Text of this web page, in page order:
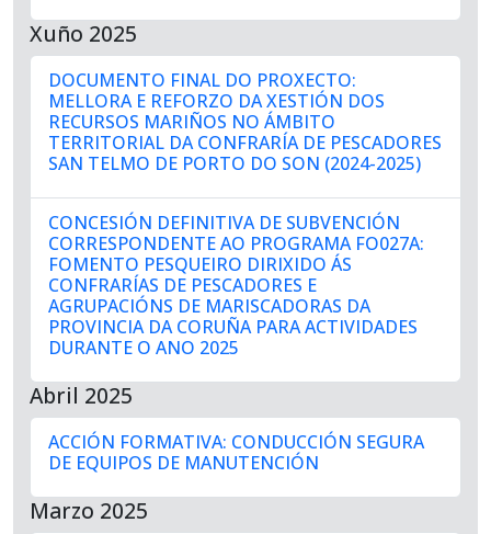
Xuño 2025
DOCUMENTO FINAL DO PROXECTO:
MELLORA E REFORZO DA XESTIÓN DOS
RECURSOS MARIÑOS NO ÁMBITO
TERRITORIAL DA CONFRARÍA DE PESCADORES
SAN TELMO DE PORTO DO SON (2024-2025)
CONCESIÓN DEFINITIVA DE SUBVENCIÓN
CORRESPONDENTE AO PROGRAMA FO027A:
FOMENTO PESQUEIRO DIRIXIDO ÁS
CONFRARÍAS DE PESCADORES E
AGRUPACIÓNS DE MARISCADORAS DA
PROVINCIA DA CORUÑA PARA ACTIVIDADES
DURANTE O ANO 2025
Abril 2025
ACCIÓN FORMATIVA: CONDUCCIÓN SEGURA
DE EQUIPOS DE MANUTENCIÓN
Marzo 2025